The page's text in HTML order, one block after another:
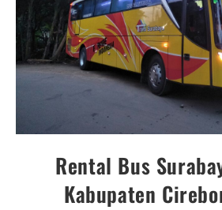
Rental Bus
Kabupaten